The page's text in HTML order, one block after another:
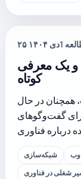
۲۵ دی ۱۴۰۴1
یک معرفی
کوتاه
در حال
گفت‌وگوهای
شبکه‌سازی وب
شغلی در فناوری